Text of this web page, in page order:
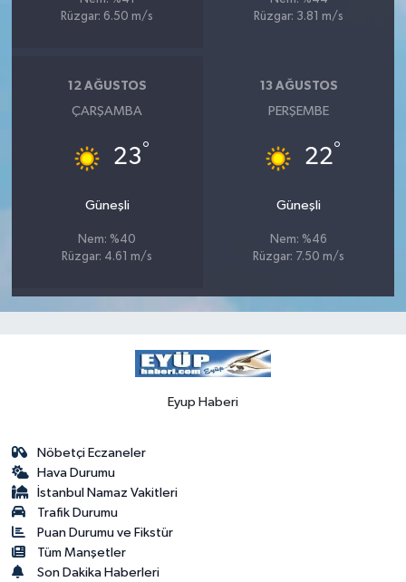
Rüzgar: 6.50 m/s
Rüzgar: 3.81 m/s
12 AĞUSTOS
ÇARŞAMBA
23°
Güneşli
Nem: %40
Rüzgar: 4.61 m/s
13 AĞUSTOS
PERŞEMBE
22°
Güneşli
Nem: %46
Rüzgar: 7.50 m/s
Eyup Haberi
Nöbetçi Eczaneler
Hava Durumu
İstanbul Namaz Vakitleri
Trafik Durumu
Puan Durumu ve Fikstür
Tüm Manşetler
Son Dakika Haberleri